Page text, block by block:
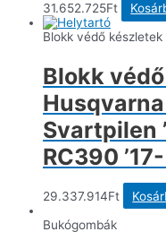
31.652.725Ft
Blokk védő készletek
Blokk
Svartpilen
RC390
29.337.914Ft
Bukógombák